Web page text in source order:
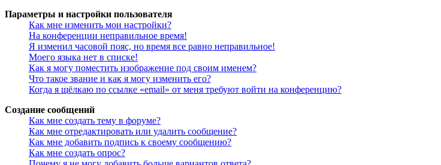
Параметры и настройки пользователя
Как мне изменить мои настройки?
На конференции неправильное время!
Я изменил часовой пояс, но время все равно неправильное!
Моего языка нет в списке!
Как я могу поместить изображение под своим именем?
Что такое звание и как я могу изменить его?
Когда я щёлкаю по ссылке «email» от меня требуют войти на конференцию?
Создание сообщений
Как мне создать тему в форуме?
Как мне отредактировать или удалить сообщение?
Как мне добавить подпись к своему сообщению?
Как мне создать опрос?